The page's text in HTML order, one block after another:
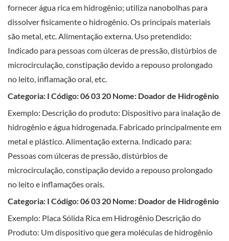
fornecer água rica em hidrogênio; utiliza nanobolhas para
dissolver fisicamente o hidrogênio. Os principais materiais
são metal, etc. Alimentação externa. Uso pretendido:
Indicado para pessoas com úlceras de pressão, distúrbios de
microcirculação, constipação devido a repouso prolongado
no leito, inflamação oral, etc.
Categoria: I Código: 06 03 20 Nome: Doador de Hidrogênio
Exemplo: Descrição do produto: Dispositivo para inalação de
hidrogênio e água hidrogenada. Fabricado principalmente em
metal e plástico. Alimentação externa. Indicado para:
Pessoas com úlceras de pressão, distúrbios de
microcirculação, constipação devido a repouso prolongado
no leito e inflamações orais.
Categoria: I Código: 06 03 20 Nome: Doador de Hidrogênio
Exemplo: Placa Sólida Rica em Hidrogênio Descrição do
Produto: Um dispositivo que gera moléculas de hidrogênio